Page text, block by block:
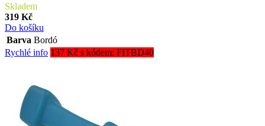
Skladem
319 Kč
Do košíku
Barva Bordó
Rychlé info 137 Kč s kódem: FITBD40